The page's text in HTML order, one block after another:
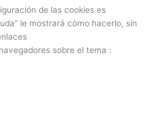
de las cookies es
le mostrará cómo hacerlo, sin
sobre el tema :